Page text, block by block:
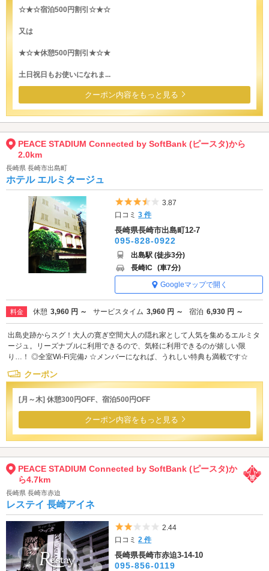
☆★☆宿泊500円割引☆★☆
又は
★☆★休憩500円割引★☆★
土日祝日もお使いになれま...
クーポン内容をもっと見る
PEACE STADIUM Connected by SoftBank (ピースタ)から
2.0km
長崎県 長崎市出島町
ホテル エルミタージュ
5つ星のうち3.5
3.87
口コミ3 件
長崎県長崎市出島町12-7
095-828-0922
出島駅 (徒歩3分)
長崎IC (車7分)
Googleマップで開く
料金 休憩 3,960 円 ～ サービスタイム 3,960 円 ～ 宿泊 6,930 円 ～
出島史跡からスグ！大人の寛ぎ空間大人の隠れ家として人気を集めるエルミタ
ージュ。リーズナブルに利用できるので、気軽に利用できるのが嬉しい限
り…！ ◎全室Wi-Fi完備♪ ☆メンバーになれば、うれしい特典も満載です☆
クーポン
[月～木] 休憩300円OFF、宿泊500円OFF
クーポン内容をもっと見る
PEACE STADIUM Connected by SoftBank (ピースタ)か
ら4.7km
長崎県 長崎市赤迫
レステイ 長崎アイネ
5つ星のうち2
2.44
口コミ2 件
長崎県長崎市赤迫3-14-10
095-856-0119